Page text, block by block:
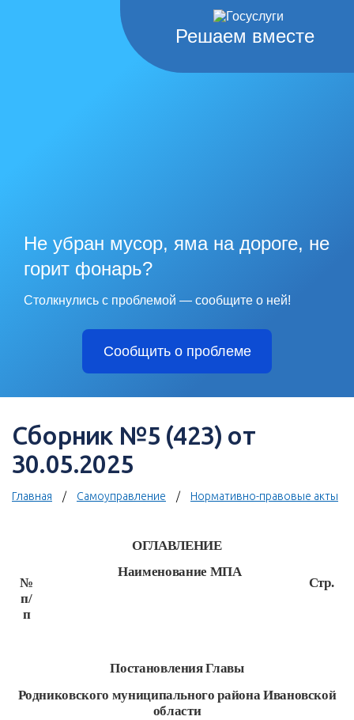
Решаем вместе
Не убран мусор, яма на дороге, не
горит фонарь?
Столкнулись с проблемой — сообщите о ней!
Сообщить о проблеме
Сборник №5 (423) от
30.05.2025
Главная Самоуправление Нормативно-правовые акты
ОГЛАВЛЕНИЕ
№
п/
п
Наименование МПА
Стр.
Постановления Главы
Родниковского муниципального района Ивановской
области